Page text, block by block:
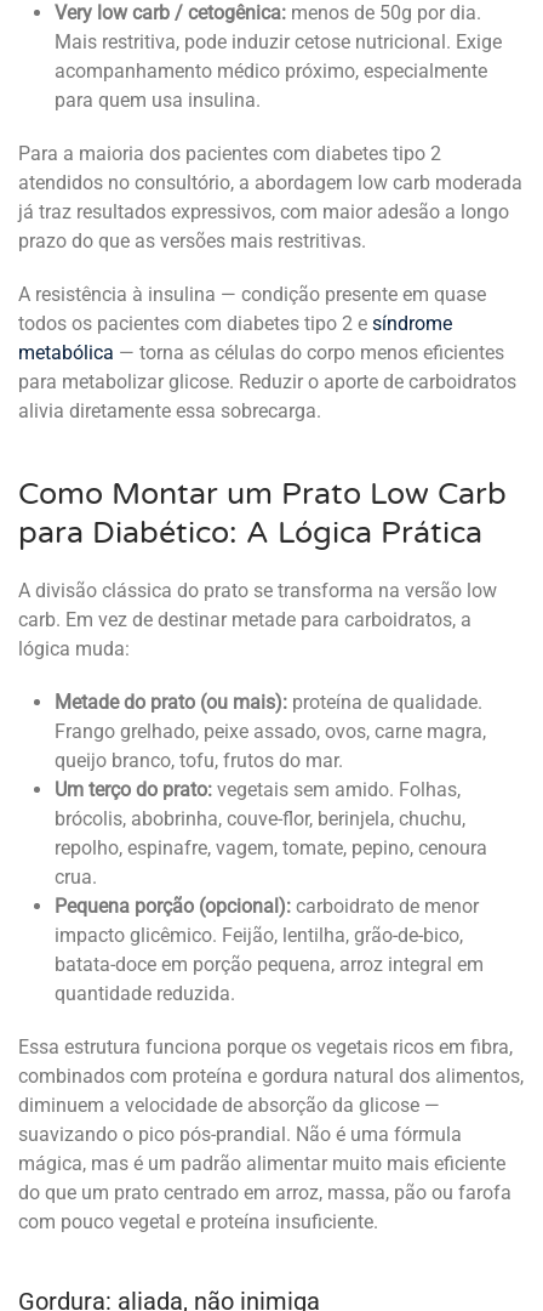
Very low carb / cetogênica: menos de 50g por dia.
Mais restritiva, pode induzir cetose nutricional. Exige
acompanhamento médico próximo, especialmente
para quem usa insulina.
Para a maioria dos pacientes com diabetes tipo 2
atendidos no consultório, a abordagem low carb moderada
já traz resultados expressivos, com maior adesão a longo
prazo do que as versões mais restritivas.
A resistência à insulina — condição presente em quase
todos os pacientes com diabetes tipo 2 e síndrome
metabólica — torna as células do corpo menos eficientes
para metabolizar glicose. Reduzir o aporte de carboidratos
alivia diretamente essa sobrecarga.
Como Montar um Prato Low Carb
para Diabético: A Lógica Prática
A divisão clássica do prato se transforma na versão low
carb. Em vez de destinar metade para carboidratos, a
lógica muda:
Metade do prato (ou mais): proteína de qualidade.
Frango grelhado, peixe assado, ovos, carne magra,
queijo branco, tofu, frutos do mar.
Um terço do prato: vegetais sem amido. Folhas,
brócolis, abobrinha, couve-flor, berinjela, chuchu,
repolho, espinafre, vagem, tomate, pepino, cenoura
crua.
Pequena porção (opcional): carboidrato de menor
impacto glicêmico. Feijão, lentilha, grão-de-bico,
batata-doce em porção pequena, arroz integral em
quantidade reduzida.
Essa estrutura funciona porque os vegetais ricos em fibra,
combinados com proteína e gordura natural dos alimentos,
diminuem a velocidade de absorção da glicose —
suavizando o pico pós-prandial. Não é uma fórmula
mágica, mas é um padrão alimentar muito mais eficiente
do que um prato centrado em arroz, massa, pão ou farofa
com pouco vegetal e proteína insuficiente.
Gordura: aliada, não inimiga